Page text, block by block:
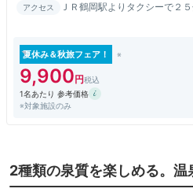
アクセス
ＪＲ鶴岡駅よりタクシーで２
夏休み＆秋旅フェア！
9,900
1名あたり 参考価格
※対象施設のみ
2種類の泉質を楽しめる。